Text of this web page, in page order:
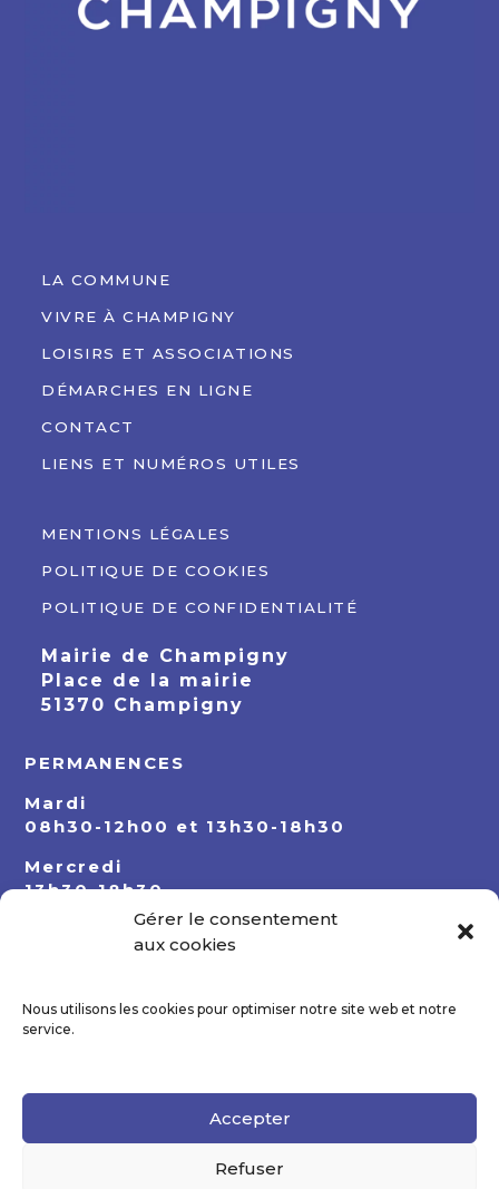
Gérer le consentement
aux cookies
Nous utilisons les cookies pour optimiser notre site web et notre
service.
Accepter
Refuser
LA COMMUNE
VIVRE À CHAMPIGNY
LOISIRS ET ASSOCIATIONS
DÉMARCHES EN LIGNE
CONTACT
LIENS ET NUMÉROS UTILES
MENTIONS LÉGALES
POLITIQUE DE COOKIES
POLITIQUE DE CONFIDENTIALITÉ
Mairie de Champigny
Place de la mairie
51370 Champigny
PERMANENCES
Mardi
08h30-12h00 et 13h30-18h30
Mercredi
13h30-18h30
08h30-12h00 et 13h30-18h30